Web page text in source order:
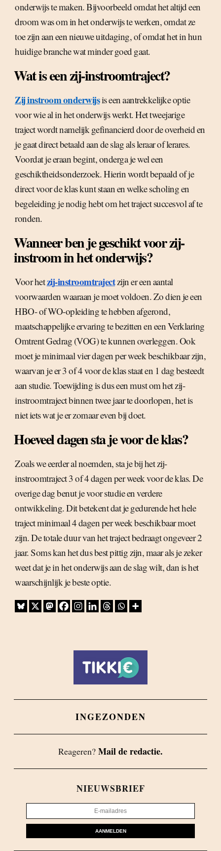
onderwijs te maken. Bijvoorbeeld omdat het altijd een
droom was om in het onderwijs te werken, omdat ze
toe zijn aan een nieuwe uitdaging, of omdat het in hun
huidige branche wat minder goed gaat.
Wat is een zij-instroomtraject?
Zij instroom onderwijsis een aantrekkelijke optie
voor wie al in het onderwijs werkt. Het tweejarige
traject wordt namelijk gefinancierd door de overheid en
je gaat direct betaald aan de slag als leraar of lerares.
Voordat je eraan begint, onderga je wel een
geschiktheidsonderzoek. Hierin wordt bepaald of je
direct voor de klas kunt staan en welke scholing en
begeleiding je nodig hebt om het traject succesvol af te
ronden.
Wanneer ben je geschikt voor zij-
instroom in het onderwijs?
Voor hetzij-instroomtrajectzijn er een aantal
voorwaarden waaraan je moet voldoen. Zo dien je een
HBO- of WO-opleiding te hebben afgerond,
maatschappelijke ervaring te bezitten en een Verklaring
Omtrent Gedrag (VOG) te kunnen overleggen. Ook
moet je minimaal vier dagen per week beschikbaar zijn,
waarvan je er 3 of 4 voor de klas staat en 1 dag besteedt
aan studie. Toewijding is dus een must om het zij-
instroomtraject binnen twee jaar te doorlopen, het is
niet iets wat je er zomaar even bij doet.
Hoeveel dagen sta je voor de klas?
Zoals we eerder al noemden, sta je bij het zij-
instroomtraject 3 of 4 dagen per week voor de klas. De
overige dag benut je voor studie en verdere
ontwikkeling. Dit betekent dat je gedurende het hele
traject minimaal 4 dagen per week beschikbaar moet
zijn. De totale duur van het traject bedraagt ongeveer 2
jaar. Soms kan het dus best pittig zijn, maar als je zeker
weet dat je in het onderwijs aan de slag wilt, dan is het
waarschijnlijk je beste optie.
INGEZONDEN
Reageren? Mail de redactie.
NIEUWSBRIEF
AANMELDEN